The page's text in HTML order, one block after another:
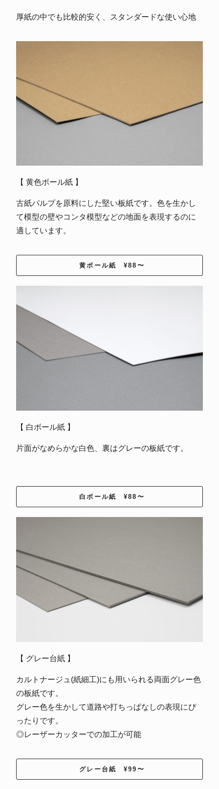
厚紙の中でも比較的安く、スタンダードな使い心地
【 黄色ボール紙 】
古紙パルプを原料にした堅い板紙です。色を生かし
て模型の壁やコンタ模型などの地面を表現するのに
適しています。
黄ボール紙 ¥88〜
【 白ボール紙 】
片面がなめらかな白色、裏はグレーの板紙です。
白ボール紙 ¥88〜
【 グレー台紙 】
カルトナージュ(紙細工)にも用いられる両面グレー色
の板紙です。
グレー色を生かして道路や打ちっぱなしの表現にぴ
ったりです。
◎レーザーカッターでの加工が可能
グレー台紙 ¥99〜